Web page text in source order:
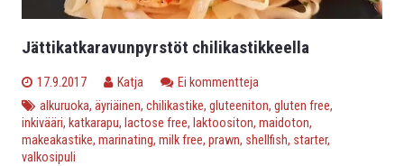
Jättikatkaravunpyrstöt chilikastikkeella
17.9.2017 Katja
Ei kommentteja
alkuruoka, äyriäinen, chilikastike, gluteeniton, gluten free,
inkivääri, katkarapu, lactose free, laktoositon, maidoton,
makeakastike, marinating, milk free, prawn, shellfish, starter,
valkosipuli